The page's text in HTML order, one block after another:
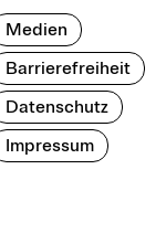
Medien
Barrierefreiheit
Datenschutz
Impressum